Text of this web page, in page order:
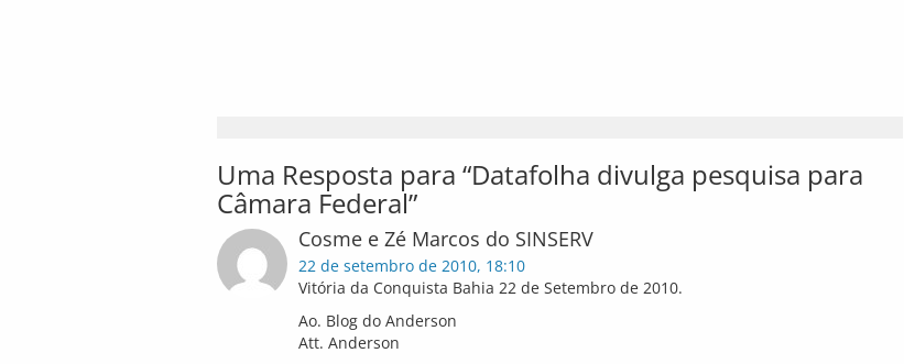
Uma Resposta para “Datafolha divulga pesquisa para
Câmara Federal”
Cosme e Zé Marcos do SINSERV
22 de setembro de 2010, 18:10
Vitória da Conquista Bahia 22 de Setembro de 2010.
Ao. Blog do Anderson
Att. Anderson